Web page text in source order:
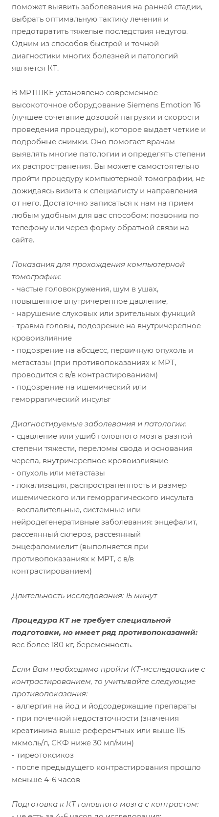
поможет выявить заболевания на ранней стадии,
выбрать оптимальную тактику лечения и
предотвратить тяжелые последствия недугов.
Одним из способов быстрой и точной
диагностики многих болезней и патологий
является КТ.
В МРТШКЕ установлено современное
высокоточное оборудование Siemens Emotion 16
(лучшее сочетание дозовой нагрузки и скорости
проведения процедуры), которое выдает четкие и
подробные снимки. Оно помогает врачам
выявлять многие патологии и определять степени
их распространения. Вы можете самостоятельно
пройти процедуру компьютерной томографии, не
дожидаясь визита к специалисту и направления
от него. Достаточно записаться к нам на прием
любым удобным для вас способом: позвонив по
телефону или через форму обратной связи на
сайте.
Показания для прохождения компьютерной
томографии:
- частые головокружения, шум в ушах,
повышенное внутричерепное давление,
- нарушение слуховых или зрительных функций
- травма головы, подозрение на внутричерепное
кровоизлияние
- подозрение на абсцесс, первичную опухоль и
метастазы (при противопоказаниях к МРТ,
проводится с в/в контрастированием)
- подозрение на ишемический или
геморрагический инсульт
Диагностируемые заболевания и патологии:
- сдавление или ушиб головного мозга разной
степени тяжести, переломы свода и основания
черепа, внутричерепное кровоизлияние
- опухоль или метастазы
- локализация, распространенность и размер
ишемического или геморрагического инсульта
- воспалительные, системные или
нейродегенеративные заболевания: энцефалит,
рассеянный склероз, рассеянный
энцефаломиелит (выполняется при
противопоказаниях к МРТ, с в/в
контрастированием)
Длительность исследования: 15 минут
Процедура КТ не требует специальной
подготовки, но имеет ряд противопоказаний:
вес более 180 кг, беременность.
Если Вам необходимо пройти КТ-исследование с
контрастированием, то учитывайте следующие
противопоказания:
- аллергия на йод и йодсодержащие препараты
- при почечной недостаточности (значения
креатинина выше референтных или выше 115
мкмоль/л, СКФ ниже 30 мл/мин)
- тиреотоксикоз
- после предыдущего контрастирования прошло
меньше 4-6 часов
Подготовка к КТ головного мозга с контрастом: